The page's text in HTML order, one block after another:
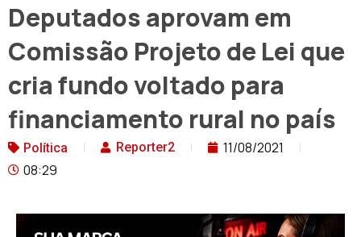
Deputados aprovam em
Comissão Projeto de Lei que
cria fundo voltado para
financiamento rural no país
Política Reporter2
11/08/2021
08:29